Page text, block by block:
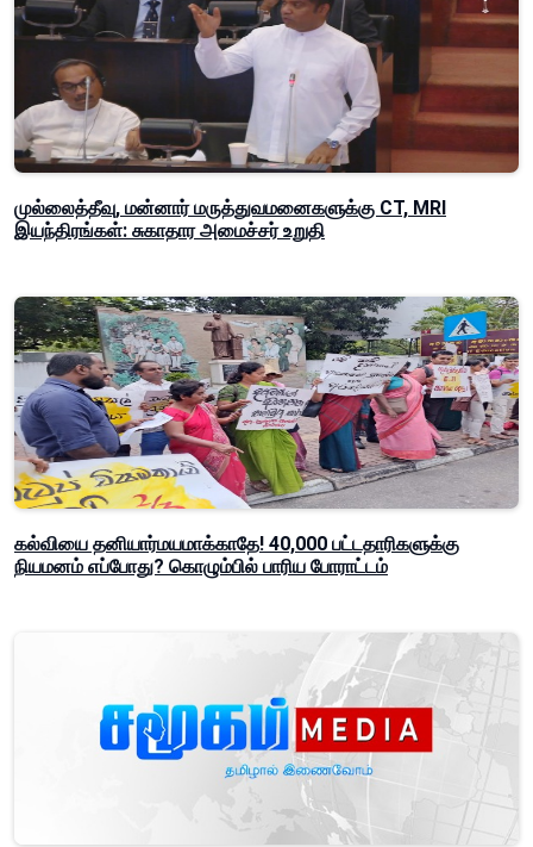
முல்லைத்தீவு, மன்னார் மருத்துவமனைகளுக்கு CT, MRI
இயந்திரங்கள்: சுகாதார அமைச்சர் உறுதி
கல்வியை தனியார்மயமாக்காதே! 40,000 பட்டதாரிகளுக்கு
நியமனம் எப்போது? கொழும்பில் பாரிய போராட்டம்